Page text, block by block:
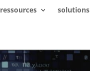
ressources solutions